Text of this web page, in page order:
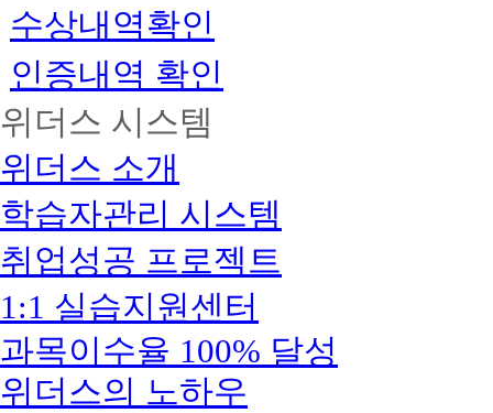
수상내역확인
인증내역 확인
위더스 시스템
위더스 소개
학습자관리 시스템
취업성공 프로젝트
1:1 실습지원센터
과목이수율 100% 달성
위더스의 노하우